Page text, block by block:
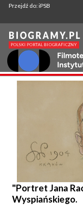
Przejdź do: iPSB
"Portret Jana
Wyspiańskiego.